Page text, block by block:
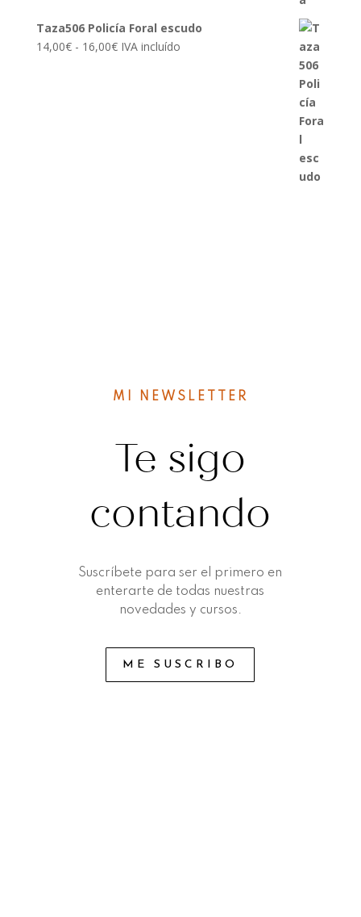
Taza506 Policía Foral escudo
14,00€ - 16,00€Rango
IVA incluído
MI NEWSLETTER
Te sigo
contando
Suscríbete para ser el primero en
enterarte de todas nuestras
novedades y cursos.
ME SUSCRIBO